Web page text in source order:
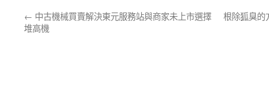
← 中古機械買賣解決東元服務站與商家未上市選擇
堆高機
根除狐臭的